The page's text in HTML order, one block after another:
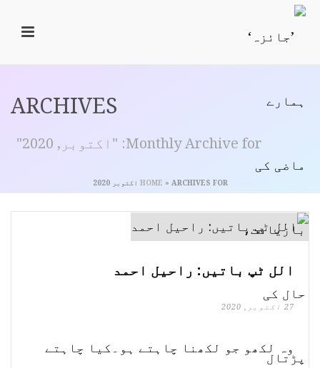
ARCHIVES
Monthly Archive for: "اکتوبر, 2020"
HOME » ARCHIVES FOR اکتوبر 2020
الل ٹپ باتیں: راحیل احمد
27 اکتوبر, 2020
وہ لکھو جو لکھنا چاہتے ہو۔کیا چاہتے